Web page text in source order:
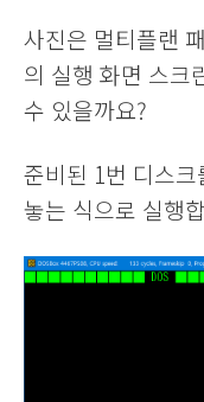
사진은 멀티플랜
의 실행 화면 스크
수 있을까요?
준비된 1번 디스
놓는 식으로 실행